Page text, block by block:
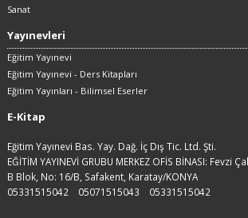
Sanat
Yayınevleri
Eğitim Yayınevi
Eğitim Yayınevi - Ders Kitapları
Eğitim Yayınları - Bilimsel Eserler
E-Kitap
Eğitim Yayınevi Bas. Yay. Dağ. İç Dış Tic. Ltd. Şti.
EĞİTİM YAYINEVİ GRUBU MERKEZ OFİS BİNASI: Fevzi
B Blok, No: 16/B, Safakent, Karatay/KONYA
05331515042
05071515043 05331515042